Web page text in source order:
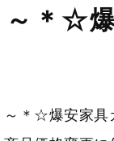
～＊☆
～＊☆爆安家具